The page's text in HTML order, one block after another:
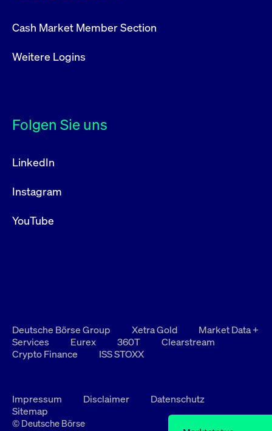
Cash Market Member Section
Weitere Logins
Folgen Sie uns
LinkedIn
Instagram
YouTube
Deutsche Börse Group Xetra Gold
Market Data +
Services
Eurex 360T
Clearstream
Crypto Finance
ISS STOXX
Impressum Disclaimer
Datenschutz
Sitemap
© Deutsche Börse